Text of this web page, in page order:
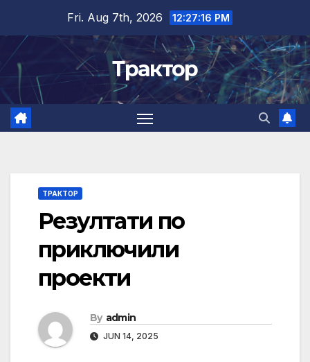
content
Fri. Aug 7th, 2026 12:27:16 PM
Трактор
ТРАКТОР
Резултати по
приключили
проекти
By admin
JUN 14, 2025